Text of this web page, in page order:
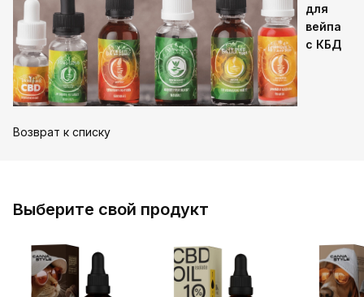
для
вейпа
с КБД
Возврат к списку
Выберите свой продукт